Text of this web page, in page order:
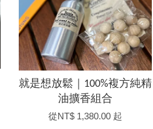
就是想放鬆｜100%複方純精
油擴香組合
從NT$ 1,380.00 起